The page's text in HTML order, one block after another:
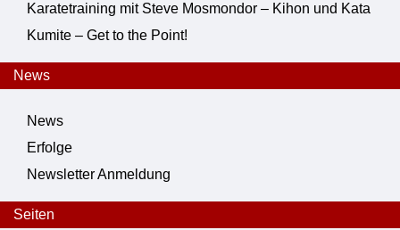
Karatetraining mit Steve Mosmondor – Kihon und Kata
Kumite – Get to the Point!
News
News
Erfolge
Newsletter Anmeldung
Seiten